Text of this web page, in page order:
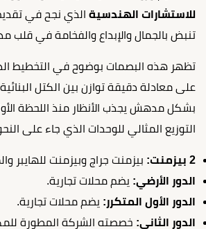
للاستشارات الهندسية الذي نجح في
تنبض بالجمال والإبداع والفخامة في قلب
تظهر هذه البصمات بوضوح في التخطيط
على معادلة دقيقة توازن بين الكتل
بشكل مدهش يجذب الأنظار منذ اللحظة
التوزيع المثالي للوحدات الذي جاء على
2 بيزمنت:
بيزمنت جراج وبيزمنت للهايبر
الدور الأرضي: يضم محلات تجارية.
الدور الأول المتكرر: يضم محلات تجارية.
الدور الثاني: خصصته الشركة المطورة